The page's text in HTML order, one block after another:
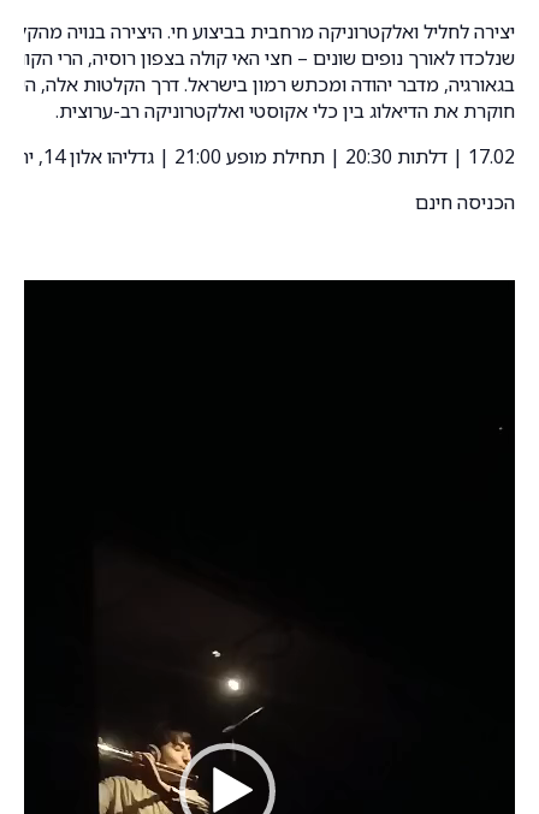
יצירה לחליל ואלקטרוניקה מרחבית בביצוע חי. היצירה בנויה
שנלכדו לאורך נופים שונים – חצי האי קולה בצפון רוסיה, הרי הקווקז
בגאורגיה, מדבר יהודה ומכתש רמון בישראל. דרך הקלטות אלה,
חוקרת את הדיאלוג בין כלי אקוסטי ואלקטרוניקה רב-ערוצית.
17.02 | דלתות 20:30 | תחילת מופע 21:00 | גדליהו אלון 14, ירושלים
הכניסה חינם